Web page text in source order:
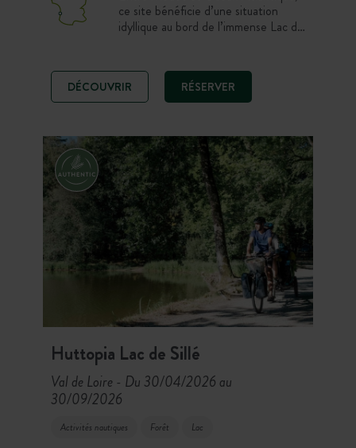
ce site bénéficie d’une situation
idyllique au bord de l’immense Lac de
ou une tente Toile & bois toute
équipée. Côté activités ? Le
domaine de Bombannes est un
de vélos et de sports de glisse.
DÉCOUVRIR RÉSERVER
Huttopia Lac de Sillé
Val de Loire - Du 30/04/2026 au
30/09/2026
Activités nautiques Forêt Lac